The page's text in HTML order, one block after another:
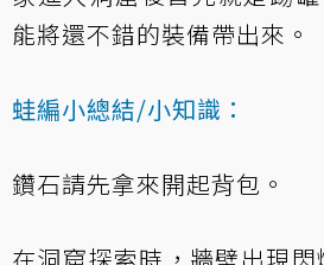
能將還不錯的裝備帶出來。
蛙編小總結/小知識：
鑽石請先拿來開起背包。